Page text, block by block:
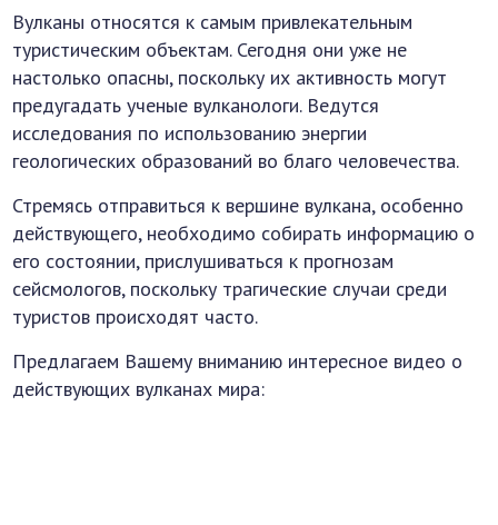
Вулканы относятся к самым привлекательным
туристическим объектам. Сегодня они уже не
настолько опасны, поскольку их активность могут
предугадать ученые вулканологи. Ведутся
исследования по использованию энергии
геологических образований во благо человечества.
Стремясь отправиться к вершине вулкана, особенно
действующего, необходимо собирать информацию о
его состоянии, прислушиваться к прогнозам
сейсмологов, поскольку трагические случаи среди
туристов происходят часто.
Предлагаем Вашему вниманию интересное видео о
действующих вулканах мира: